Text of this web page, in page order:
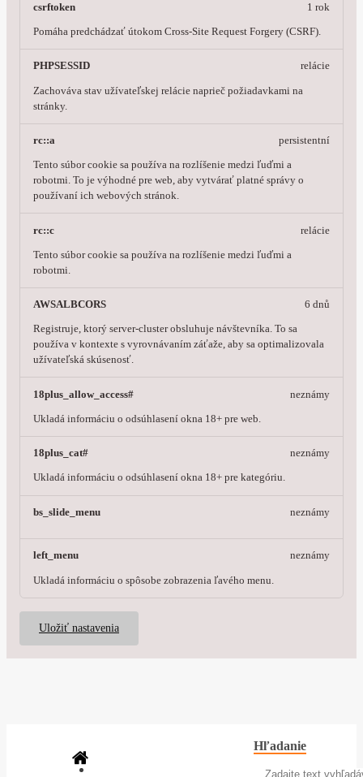
csrftoken
Pomáha predchádzať útokom Cross-Site Request Forgery (CSRF).
1 rok
PHPSESSID
Zachováva stav užívateľskej relácie naprieč požiadavkami na
stránky.
relácie
rc::a
Tento súbor cookie sa používa na rozlíšenie medzi ľuďmi a
robotmi. To je výhodné pre web, aby vytvárať platné správy o
používaní ich webových stránok.
persistentní
rc::c
Tento súbor cookie sa používa na rozlíšenie medzi ľuďmi a
robotmi.
relácie
AWSALBCORS
Registruje, ktorý server-cluster obsluhuje návštevníka. To sa
používa v kontexte s vyrovnávaním záťaže, aby sa optimalizovala
užívateľská skúsenosť.
6 dnů
18plus_allow_access#
Ukladá informáciu o odsúhlasení okna 18+ pre web.
neznámy
18plus_cat#
Ukladá informáciu o odsúhlasení okna 18+ pre kategóriu.
neznámy
bs_slide_menu neznámy
left_menu
Ukladá informáciu o spôsobe zobrazenia ľavého menu.
neznámy
Uložiť nastavenia
Hľadanie